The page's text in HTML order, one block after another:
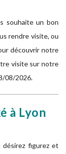
souhaite un bon
rendre visite, ou
découvrir notre
visite sur notre
08/2026.
à Lyon
figurez et